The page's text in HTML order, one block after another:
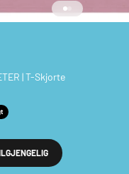
Gå til element 1
Gå til element
| T-Skjorte